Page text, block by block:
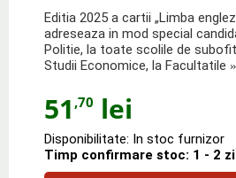
Editia 2025 a cartii „Limba
adreseaza in mod special
Politie, la toate scolile de
Studii Economice, la Facultatile
51 ,70 lei
Disponibilitate: In stoc furnizor
Timp confirmare stoc: 1 - 2